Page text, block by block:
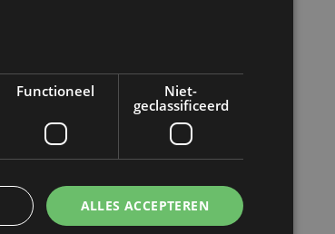
Functioneel
Niet-
geclassificeerd
ALLES ACCEPTEREN